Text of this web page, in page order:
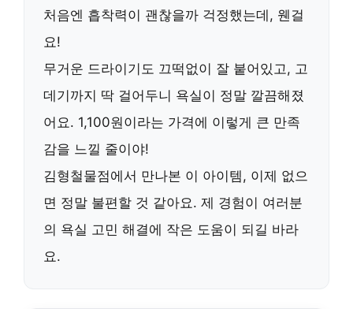
처음엔 흡착력이 괜찮을까 걱정했는데, 웬걸
요!
무거운 드라이기도 끄떡없이 잘 붙어있고, 고
데기까지 딱 걸어두니 욕실이 정말 깔끔해졌
어요. 1,100원이라는 가격에 이렇게 큰 만족
감을 느낄 줄이야!
김형철물점에서 만나본 이 아이템, 이제 없으
면 정말 불편할 것 같아요. 제 경험이 여러분
의 욕실 고민 해결에 작은 도움이 되길 바라
요.